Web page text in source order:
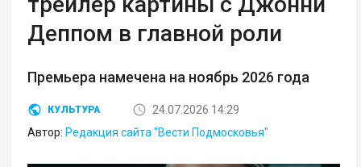
Деппом в главной роли
Премьера намечена на ноябрь 2026 года
КУЛЬТУРА
24.07.2026 14:29
Автор: Редакция сайта "Вести Подмосковья"